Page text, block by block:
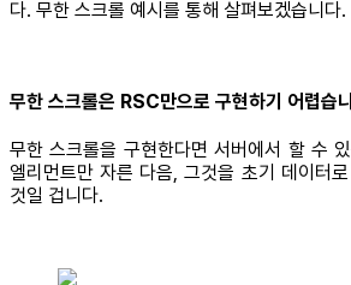
다. 무한 스크롤 예시를 통해 살펴보겠습니다.
무한 스크롤은 RSC만으로 구현하기 어렵습
무한 스크롤을 구현한다면 서버에서 할 수
엘리먼트만 자른 다음, 그것을 초기 데이터
것일 겁니다.